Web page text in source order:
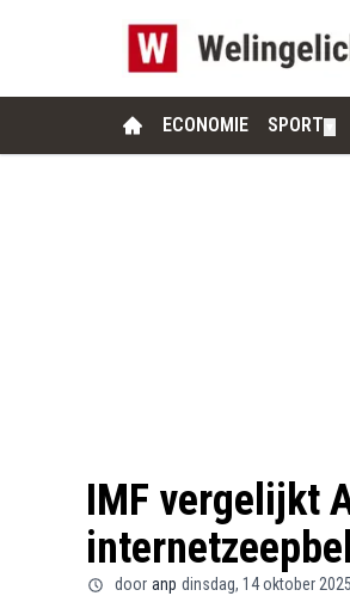
ECONOMIE SPORT
IMF vergelijkt
door anp dinsdag, 14 oktober